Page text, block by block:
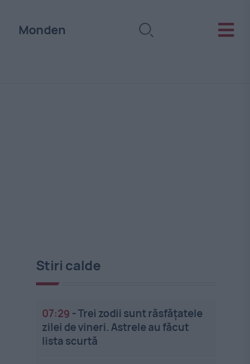
Monden
Stiri calde
07:29 -Trei zodii sunt răsfățatele
zilei de vineri. Astrele au făcut
lista scurtă